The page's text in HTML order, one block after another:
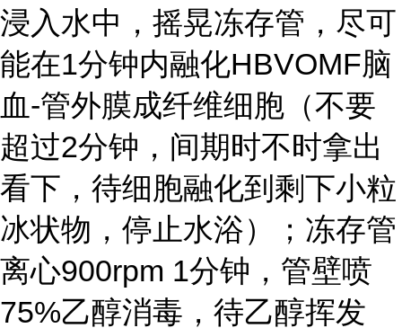
浸入水中，摇晃冻存管，尽可
能在1分钟内融化HBVOMF脑
血-管外膜成纤维细胞（不要
超过2分钟，间期时不时拿出
看下，待细胞融化到剩下小粒
冰状物，停止水浴）；冻存管
离心900rpm 1分钟，管壁喷
75%乙醇消毒，待乙醇挥发